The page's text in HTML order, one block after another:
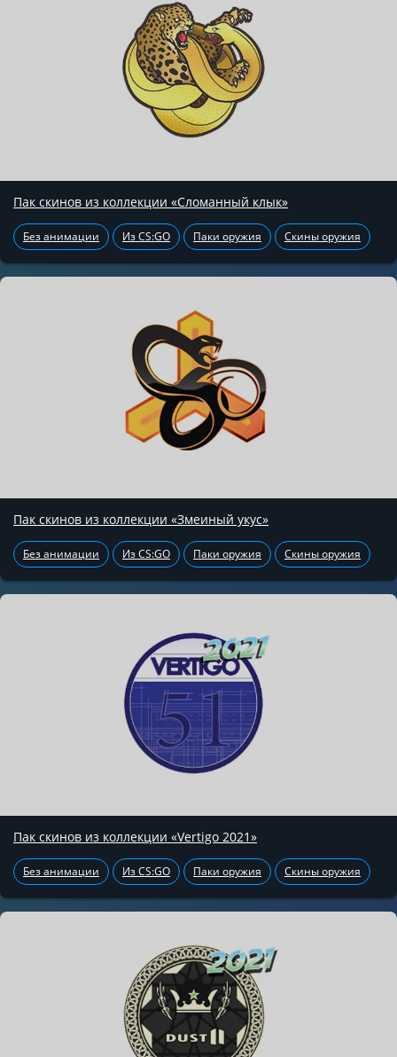
Пак скинов из коллекции «Сломанный клык»
Без анимации Из CS:GO Паки оружия Скины оружия
Пак скинов из коллекции «Змеиный укус»
Без анимации Из CS:GO Паки оружия Скины оружия
Пак скинов из коллекции «Vertigo 2021»
Без анимации Из CS:GO Паки оружия Скины оружия